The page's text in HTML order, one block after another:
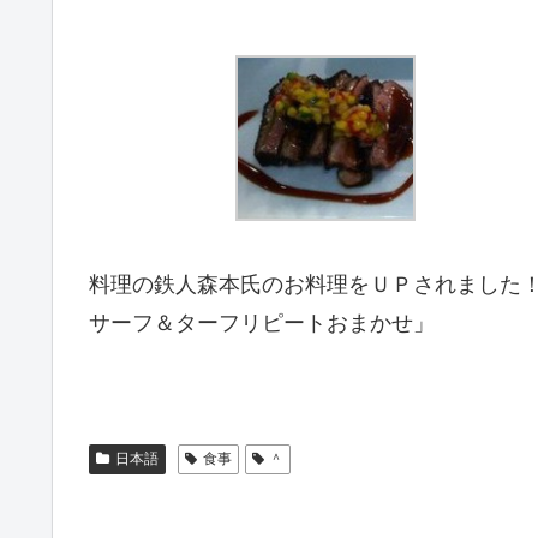
料理の鉄人森本氏のお料理をＵＰされました
サーフ＆ターフリピートおまかせ」
日本語 食事 ＾